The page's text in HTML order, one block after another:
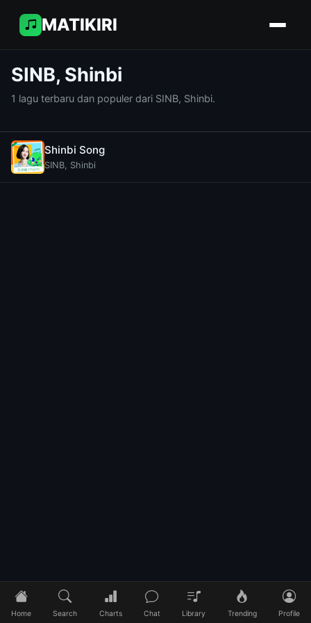
MATIKIRI
SINB, Shinbi
1 lagu terbaru dan populer dari SINB, Shinbi.
Shinbi Song
SINB, Shinbi
Home Search Charts Chat Library Trending Profile